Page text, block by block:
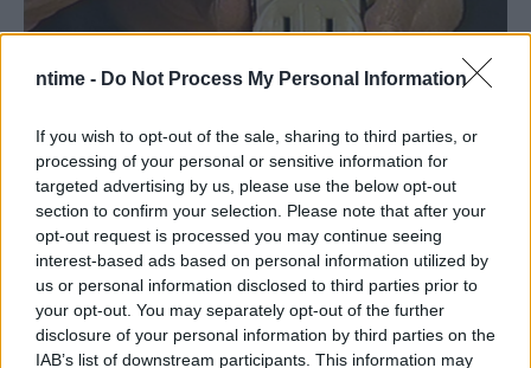
ntime - Do Not Process My Personal Information
If you wish to opt-out of the sale, sharing to third parties, or
processing of your personal or sensitive information for
targeted advertising by us, please use the below opt-out
section to confirm your selection. Please note that after your
opt-out request is processed you may continue seeing
interest-based ads based on personal information utilized by
us or personal information disclosed to third parties prior to
your opt-out. You may separately opt-out of the further
disclosure of your personal information by third parties on the
IAB’s list of downstream participants. This information may